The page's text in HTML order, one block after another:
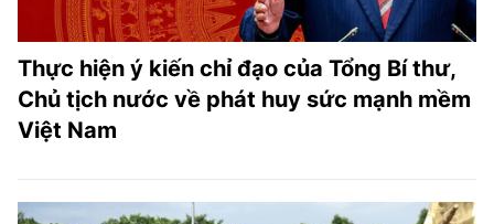
Thực hiện ý kiến chỉ đạo của Tổng Bí thư,
Chủ tịch nước về phát huy sức mạnh mềm
Việt Nam